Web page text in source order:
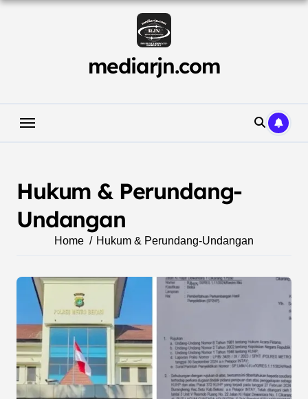
Skip
mediarjn.com
Hukum & Perundang-
Undangan
Home Hukum & Perundang-Undangan